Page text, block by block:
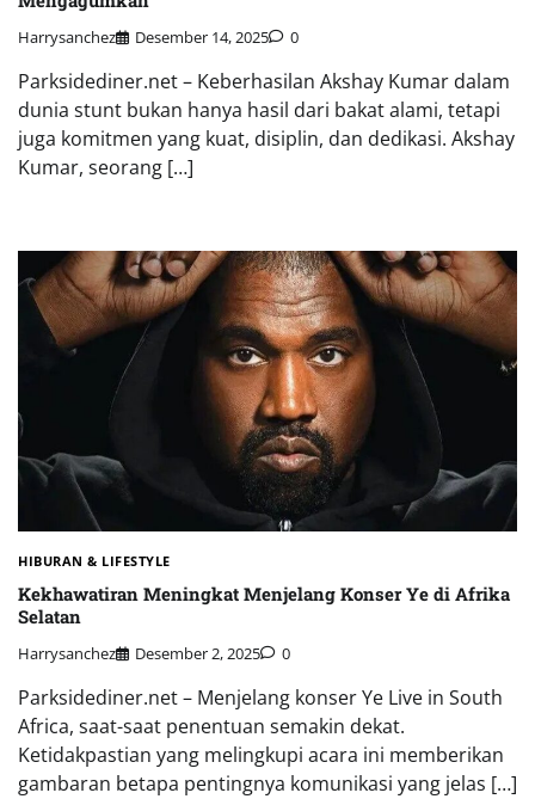
Harrysanchez Desember 14, 2025 0
Parksidediner.net – Keberhasilan Akshay Kumar dalam
dunia stunt bukan hanya hasil dari bakat alami, tetapi
juga komitmen yang kuat, disiplin, dan dedikasi. Akshay
Kumar, seorang […]
HIBURAN & LIFESTYLE
Kekhawatiran Meningkat Menjelang Konser Ye di Afrika
Selatan
Harrysanchez Desember 2, 2025 0
Parksidediner.net – Menjelang konser Ye Live in South
Africa, saat-saat penentuan semakin dekat.
Ketidakpastian yang melingkupi acara ini memberikan
gambaran betapa pentingnya komunikasi yang jelas […]